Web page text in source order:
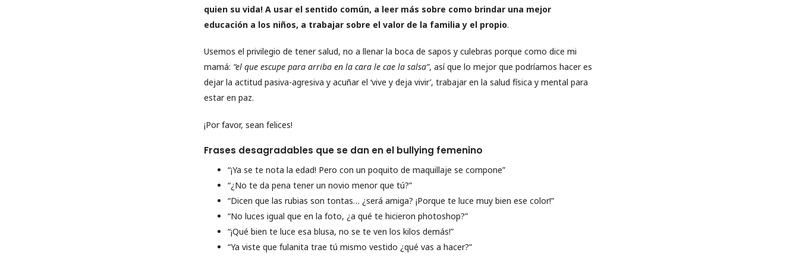
quien su vida! A usar el sentido común, a leer más sobre como brindar una mejor
educación a los niños, a trabajar sobre el valor de la familia y el propio.
Usemos el privilegio de tener salud, no a llenar la boca de sapos y culebras porque como dice mi
mamá: “el que escupe para arriba en la cara le cae la salsa”, así que lo mejor que podríamos hacer es
dejar la actitud pasiva-agresiva y acuñar el ‘vive y deja vivir’, trabajar en la salud física y mental para
estar en paz.
¡Por favor, sean felices!
Frases desagradables que se dan en el bullying femenino
“¡Ya se te nota la edad! Pero con un poquito de maquillaje se compone”
“¿No te da pena tener un novio menor que tú?”
“Dicen que las rubias son tontas… ¿será amiga? ¡Porque te luce muy bien ese color!”
“No luces igual que en la foto, ¿a qué te hicieron photoshop?”
“¡Qué bien te luce esa blusa, no se te ven los kilos demás!”
“Ya viste que fulanita trae tú mismo vestido ¿qué vas a hacer?”